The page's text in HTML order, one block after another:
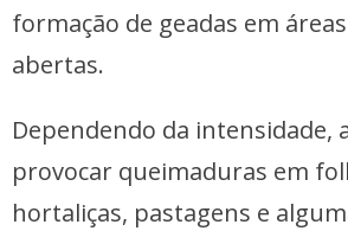
formação de geadas em
abertas.
Dependendo da intensidade,
provocar queimaduras em
hortaliças, pastagens e